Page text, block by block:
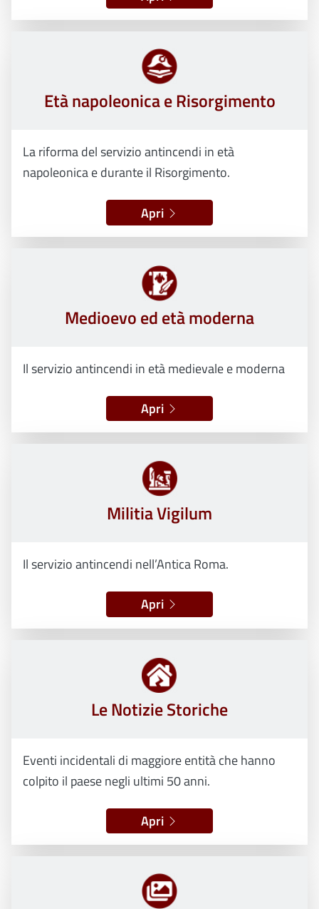
Età napoleonica e Risorgimento
La riforma del servizio antincendi in età
napoleonica e durante il Risorgimento.
Apri
Medioevo ed età moderna
Il servizio antincendi in età medievale e moderna
Apri
Militia Vigilum
Il servizio antincendi nell’Antica Roma.
Apri
Le Notizie Storiche
Eventi incidentali di maggiore entità che hanno
colpito il paese negli ultimi 50 anni.
Apri